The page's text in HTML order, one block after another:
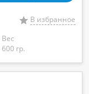
В избранное
Вес
600 гр.